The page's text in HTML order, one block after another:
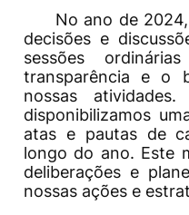
No ano de
decisões e
sessões
transparência e o
nossas
disponibilizamos
atas e pautas de
longo do ano. Este
deliberações e
nossas ações e